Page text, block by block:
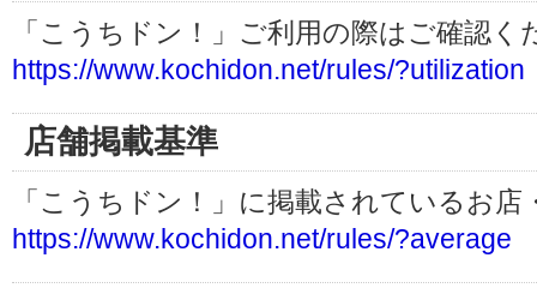
「こうちドン！」ご利用の際はご確認く
https://www.kochidon.net/rules/?utilization
店舗掲載基準
「こうちドン！」に掲載されているお
https://www.kochidon.net/rules/?average